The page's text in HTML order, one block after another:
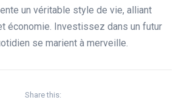
un véritable style de vie, alliant
économie. Investissez dans un futur
se marient à merveille.
Share this: